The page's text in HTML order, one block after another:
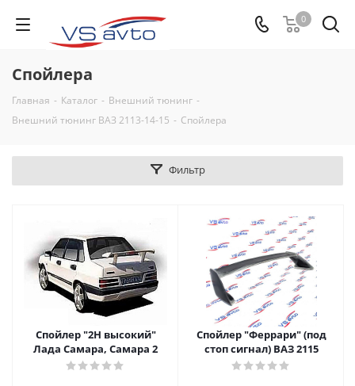
0
Спойлера
Главная - Каталог - Внешний тюнинг -
Внешний тюнинг ВАЗ 2113-14-15 - Спойлера
Фильтр
Спойлер "2Н высокий"
Лада Самара, Самара 2
Спойлер "Феррари" (под
стоп сигнал) ВАЗ 2115